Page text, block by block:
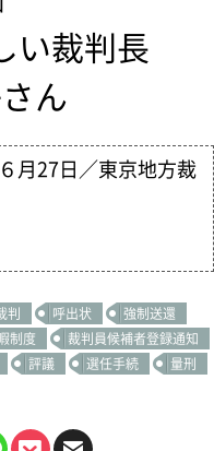
い裁判長
ん
月27日／東京地方裁
判 呼出状
強制送還
制度
裁判員候補者登録通知
評議 選任手続
量刑